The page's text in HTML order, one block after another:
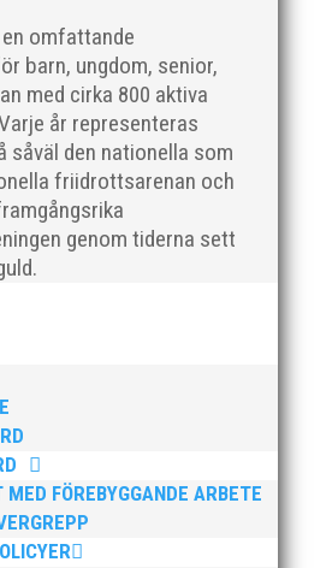
omfattande
barn, ungdom, senior,
med cirka 800 aktiva
år representeras
såväl den nationella som
friidrottsarenan och
genom tiderna sett
FÖREBYGGANDE ARBETE
oerhört mycket på flera
talet, då jag själv var aktiv, var
ledare som alltid var
en mängd olika projekt. Med
vän, Bengt Bendéus,...
för oss MAI:re betyder det olika
man befinner sig i
kommer en liten sammanfattning
i vår anrika förening om hur
våra olika verksamhetsben.